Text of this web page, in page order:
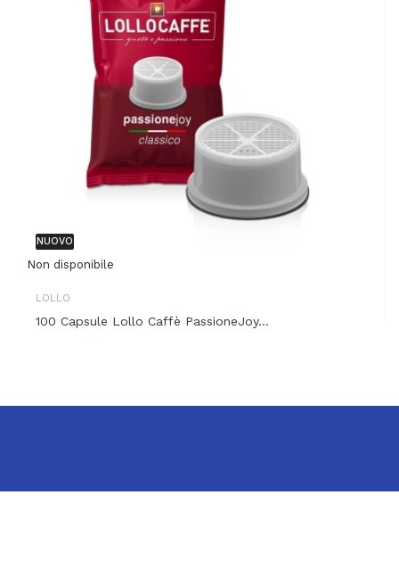
NUOVO
Non disponibile
LOLLO
100 Capsule Lollo Caffè PassioneJoy...